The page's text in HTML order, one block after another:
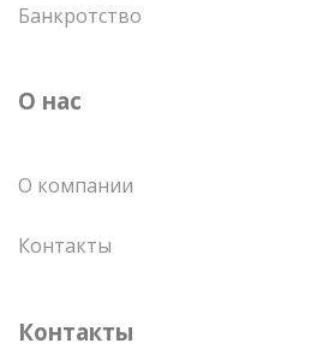
Банкротство
О нас
О компании
Контакты
Контакты